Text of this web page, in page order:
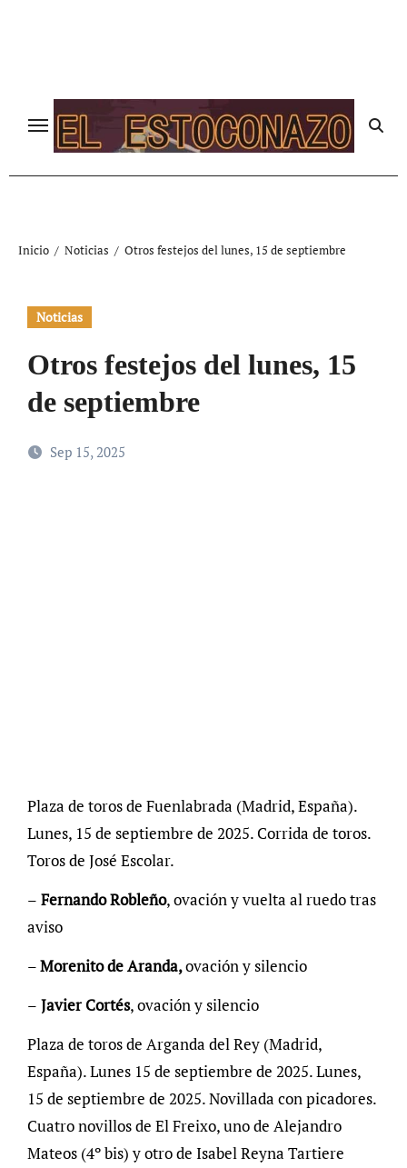
Inicio Noticias Otros festejos del lunes, 15 de septiembre
Noticias
Otros festejos del lunes, 15
de septiembre
Sep 15, 2025
Plaza de toros de Fuenlabrada (Madrid, España).
Lunes, 15 de septiembre de 2025. Corrida de toros.
Toros de José Escolar.
– Fernando Robleño, ovación y vuelta al ruedo tras
aviso
–Morenito de Aranda,ovación y silencio
– Javier Cortés, ovación y silencio
Plaza de toros de Arganda del Rey (Madrid,
España). Lunes 15 de septiembre de 2025. Lunes,
15 de septiembre de 2025. Novillada con picadores.
Cuatro novillos de El Freixo, uno de Alejandro
Mateos (4º bis) y otro de Isabel Reyna Tartiere